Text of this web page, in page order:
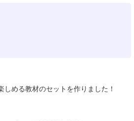
める教材のセットを作りました！